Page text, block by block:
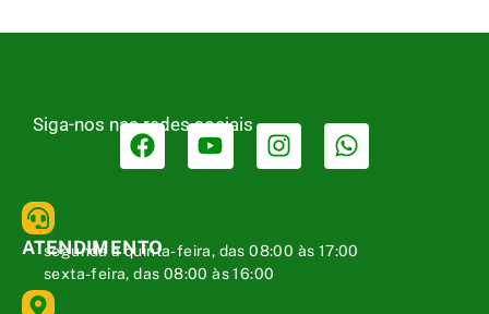
Siga-nos nas redes sociais
ATENDIMENTO
segunda a quinta-feira, das 08:00 às 17:00
sexta-feira, das 08:00 às 16:00